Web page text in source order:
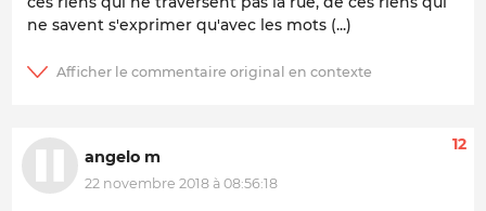
ne savent s'exprimer qu'avec les mots (...)
angelo m
22 novembre 2018 à 08:56:18
12